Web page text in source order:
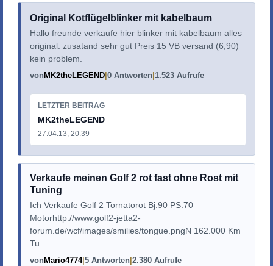
Original Kotflügelblinker mit kabelbaum
Hallo freunde verkaufe hier blinker mit kabelbaum alles
original. zusatand sehr gut Preis 15 VB versand (6,90)
kein problem.
von MK2theLEGEND 0 Antworten 1.523 Aufrufe
LETZTER BEITRAG
MK2theLEGEND
27.04.13, 20:39
Verkaufe meinen Golf 2 rot fast ohne Rost mit
Tuning
Ich Verkaufe Golf 2 Tornatorot Bj.90 PS:70
Motorhttp://www.golf2-jetta2-
forum.de/wcf/images/smilies/tongue.pngN 162.000 Km
Tu...
vonMario4774 5 Antworten 2.380 Aufrufe